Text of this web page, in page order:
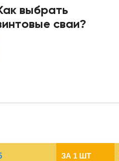
выбрать
сваи?
ЗА 1 ШТ